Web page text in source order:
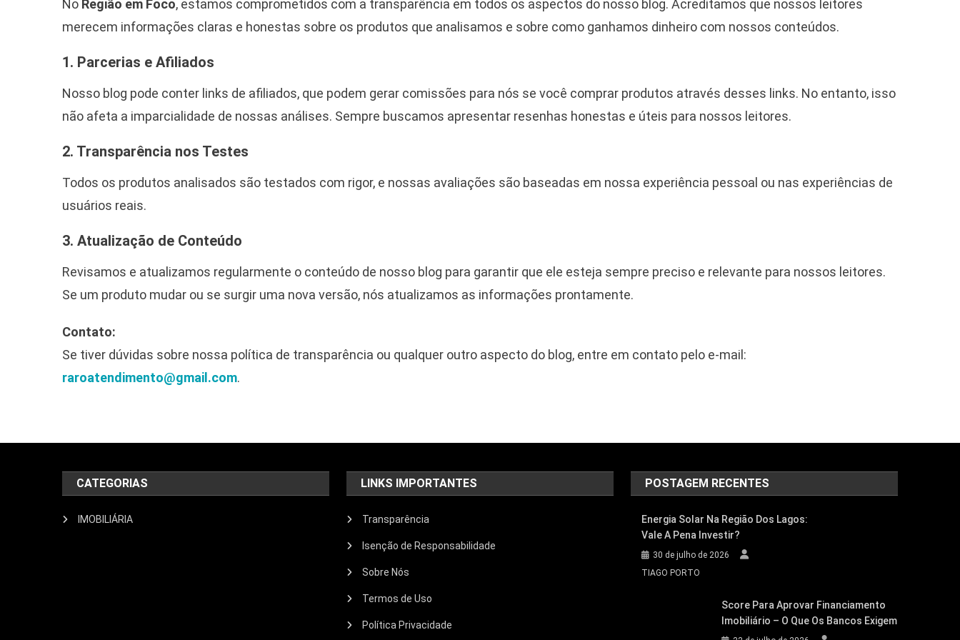
No Região em Foco, estamos comprometidos com a transparência em todos os aspectos do nosso blog. Acreditamos que nossos leitores
merecem informações claras e honestas sobre os produtos que analisamos e sobre como ganhamos dinheiro com nossos conteúdos.
1. Parcerias e Afiliados
Nosso blog pode conter links de afiliados, que podem gerar comissões para nós se você comprar produtos através desses links. No entanto, isso
não afeta a imparcialidade de nossas análises. Sempre buscamos apresentar resenhas honestas e úteis para nossos leitores.
2. Transparência nos Testes
Todos os produtos analisados são testados com rigor, e nossas avaliações são baseadas em nossa experiência pessoal ou nas experiências de
usuários reais.
3. Atualização de Conteúdo
Revisamos e atualizamos regularmente o conteúdo de nosso blog para garantir que ele esteja sempre preciso e relevante para nossos leitores.
Se um produto mudar ou se surgir uma nova versão, nós atualizamos as informações prontamente.
Contato:
Se tiver dúvidas sobre nossa política de transparência ou qualquer outro aspecto do blog, entre em contato pelo e-mail:
raroatendimento@gmail.com.
CATEGORIAS
IMOBILIÁRIA
LINKS IMPORTANTES
Transparência
Isenção de Responsabilidade
Sobre Nós
Termos de Uso
Política Privacidade
POSTAGEM RECENTES
Energia Solar Na Região Dos Lagos:
Vale A Pena Investir?
30 de julho de 2026
TIAGO PORTO
Score Para Aprovar Financiamento
Imobiliário – O Que Os Bancos Exigem